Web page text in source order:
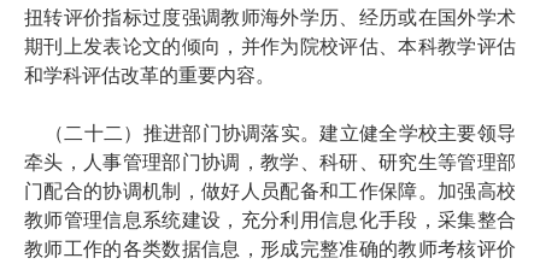
扭转评价指标过度强调教师海外学历、经历或在国外学术
期刊上发表论文的倾向，并作为院校评估、本科教学评估
和学科评估改革的重要内容。
（二十二）推进部门协调落实。建立健全学校主要领导
牵头，人事管理部门协调，教学、科研、研究生等管理部
门配合的协调机制，做好人员配备和工作保障。加强高校
教师管理信息系统建设，充分利用信息化手段，采集整合
教师工作的各类数据信息，形成完整准确的教师考核评价